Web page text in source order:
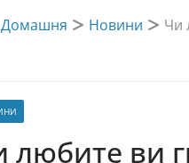
Домашня Новини Чи
любите ви